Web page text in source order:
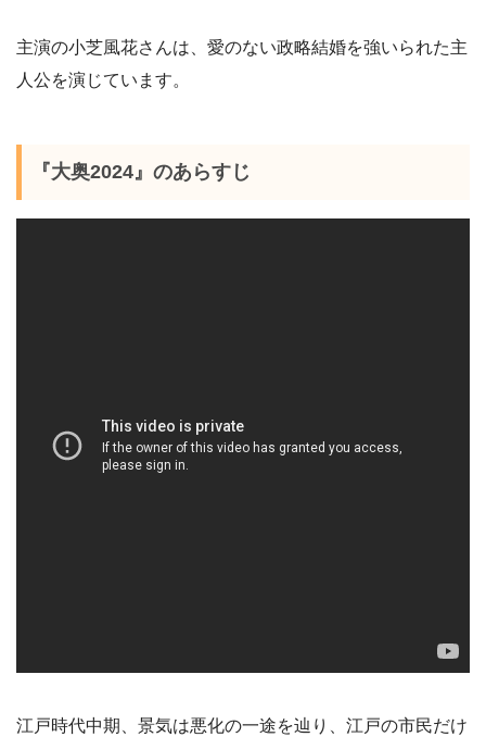
主演の小芝風花さんは、愛のない政略結婚を強いられた主
人公を演じています。
『大奥2024』のあらすじ
江戸時代中期、景気は悪化の一途を辿り、江戸の市民だけ